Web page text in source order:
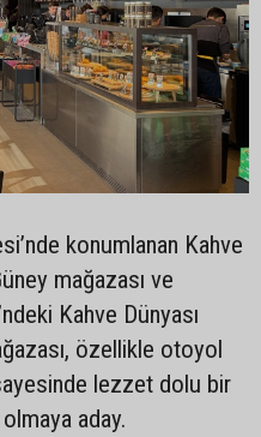
konumlanan Kahve
mağazası ve
Kahve Dünyası
özellikle otoyol
lezzet dolu bir
aday.